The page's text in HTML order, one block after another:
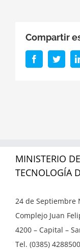
Compartir
Facebook
MINISTERIO
TECNOLOGÍA
24 de Septiembre
Complejo Juan
4200 – Capital –
Tel. (0385)